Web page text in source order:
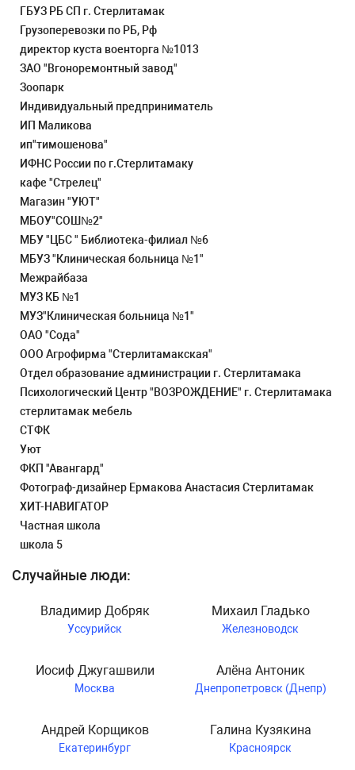
ГБУЗ РБ СП г. Стерлитамак
Грузоперевозки по РБ, Рф
директор куста военторга №1013
ЗАО "Вгоноремонтный завод"
Зоопарк
Индивидуальный предприниматель
ИП Маликова
ип"тимошенова"
ИФНС России по г.Стерлитамаку
кафе "Стрелец"
Магазин "УЮТ"
МБОУ"СОШ№2"
МБУ "ЦБС " Библиотека-филиал №6
МБУЗ "Клиническая больница №1"
Межрайбаза
МУЗ КБ №1
МУЗ"Клиническая больница №1"
ОАО "Сода"
ООО Агрофирма "Стерлитамакская"
Отдел образование администрации г. Стерлитамака
Психологический Центр "ВОЗРОЖДЕНИЕ" г. Стерлитамака
стерлитамак мебель
СТФК
Уют
ФКП "Авангард"
Фотограф-дизайнер Ермакова Анастасия Стерлитамак
ХИТ-НАВИГАТОР
Частная школа
школа 5
Случайные люди:
Владимир Добряк
Уссурийск
Михаил Гладько
Железноводск
Иосиф Джугашвили
Москва
Алёна Антоник
Днепропетровск (Днепр)
Андрей Корщиков
Екатеринбург
Галина Кузякина
Красноярск